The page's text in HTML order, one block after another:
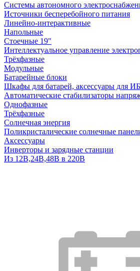
Системы автономного
Источники бесперебойного питания
Линейно-интерактивные
Напольные
Стоечные 19"
Интеллектуальное управление
Трёхфазные
Модульные
Батарейные блоки
Шкафы для батарей, аксессуары для
Автоматические стабилизаторы
Однофазные
Трёхфазные
Солнечная энергия
Поликристалические солнечные
Аксессуары
Инверторы и зарядные станции
Из 12В,24В,48В в 220В